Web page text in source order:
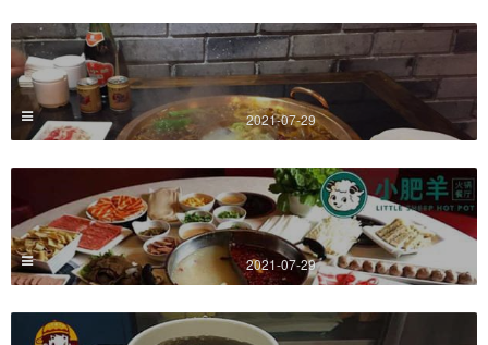
2021-07-29
2021-07-29